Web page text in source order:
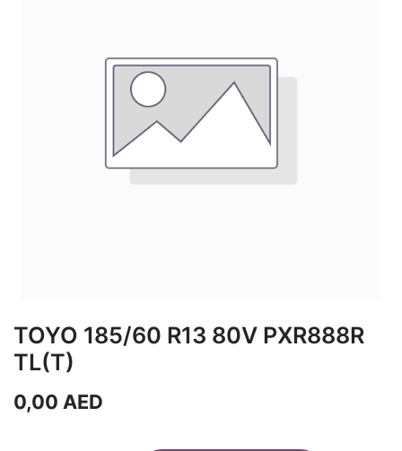
TOYO 185/60 R13 80V PXR888R
TL(T)
0,00 AED